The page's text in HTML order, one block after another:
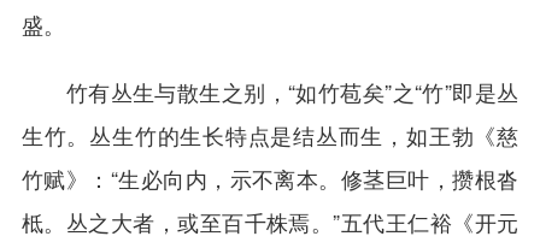
盛。
竹有丛生与散生之别，“如竹苞矣”之“竹”即是丛
生竹。丛生竹的生长特点是结丛而生，如王勃《慈
竹赋》：“生必向内，示不离本。修茎巨叶，攒根沓
柢。丛之大者，或至百千株焉。”五代王仁裕《开元